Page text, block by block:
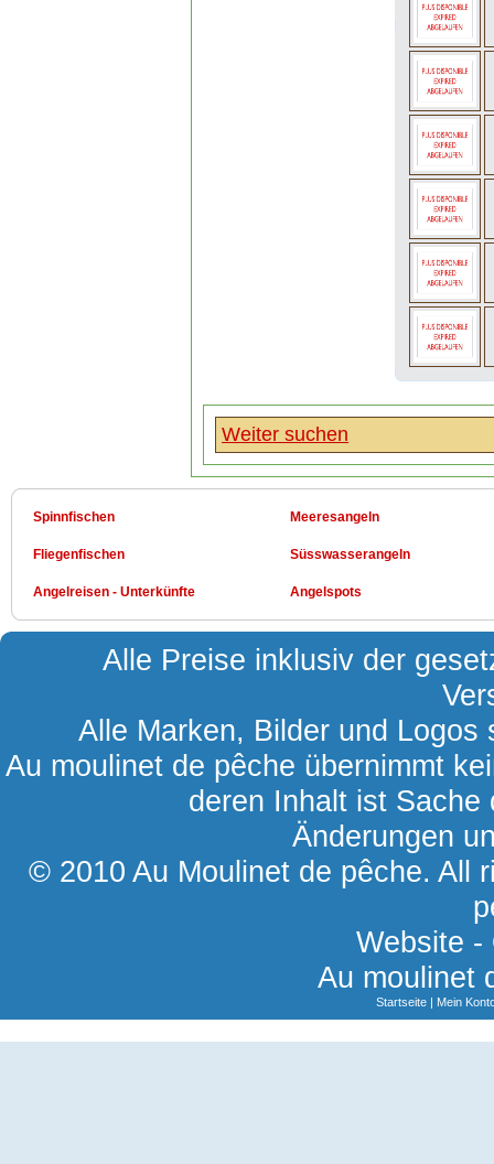
Weiter suchen
Spinnfischen Meeresangeln
Fliegenfischen Süsswasserangeln
Angelreisen - Unterkünfte Angelspots
Alle Preise inklusiv der
Alle Marken, Bilder und
Au moulinet de pêche übernimmt
deren Inhalt ist Sache
Änderungen
© 2010 Au Moulinet de pêche. All
Website -
Au moulinet
Startseite| Mein